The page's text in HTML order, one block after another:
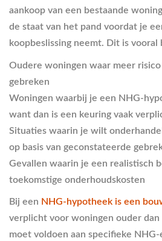
aankoop van een bestaande
de staat van het pand voordat je
koopbeslissing neemt. Dit is vooral
Oudere woningen waar meer
gebreken
Woningen waarbij je een NHG-
want dan is een keuring vaak
Situaties waarin je wilt
op basis van geconstateerde
Gevallen waarin je een realistisch
toekomstige onderhoudskosten
Bij een NHG-hypotheek is een
verplicht voor woningen ouder
moet voldoen aan specifieke